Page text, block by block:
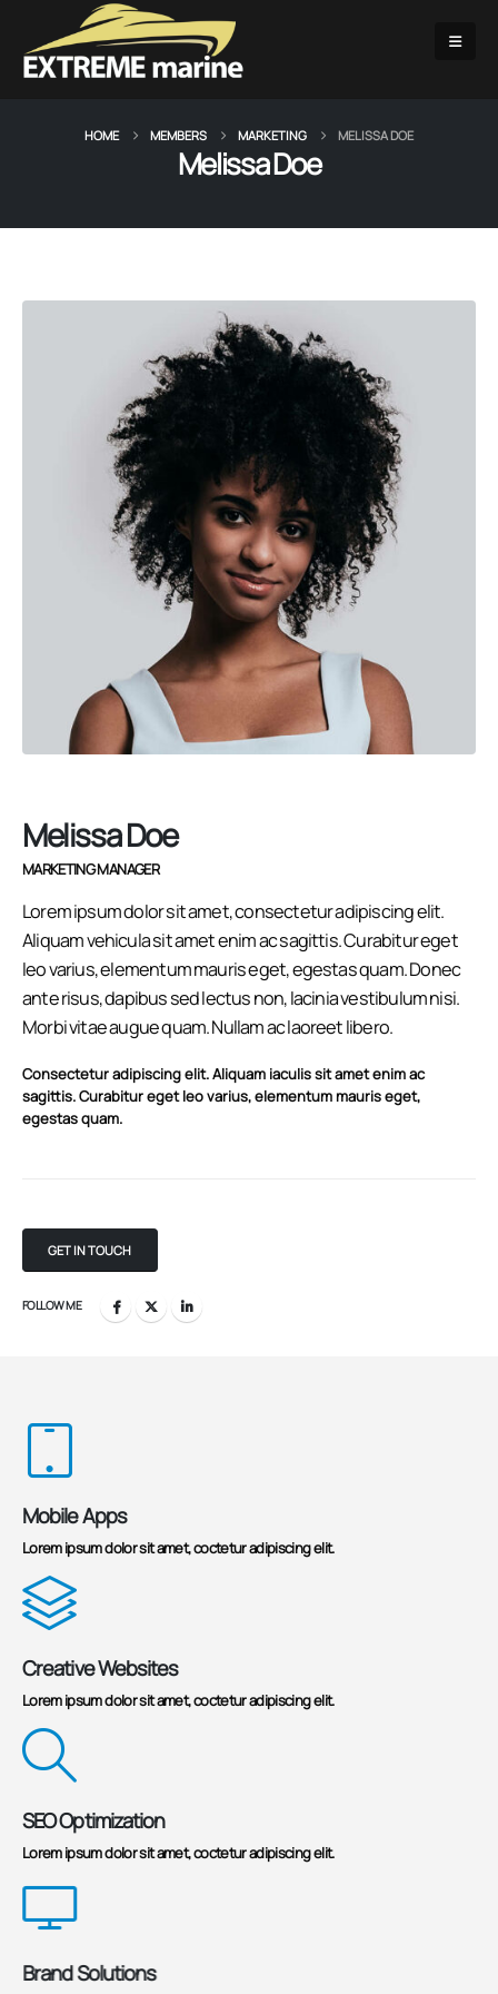
HOME MEMBERS MARKETING MELISSA DOE
Melissa Doe
Melissa Doe
MARKETING MANAGER
Lorem ipsum dolor sit amet, consectetur adipiscing elit.
Aliquamvehiculasit amet enim ac sagittis. Curabitur eget
leo varius, elementum mauris eget, egestas quam. Donec
ante risus, dapibus sed lectus non, lacinia vestibulum nisi.
Morbi vitae augue quam. Nullam ac laoreet libero.
Consectetur adipiscing elit. Aliquam iaculis sit amet enim ac
sagittis. Curabitur eget leo varius, elementum mauris eget,
egestas quam.
GET IN TOUCH
FOLLOW ME
Mobile Apps
Lorem ipsum dolor sit amet, coctetur adipiscing elit.
Creative Websites
Lorem ipsum dolor sit amet, coctetur adipiscing elit.
SEO Optimization
Lorem ipsum dolor sit amet, coctetur adipiscing elit.
Brand Solutions